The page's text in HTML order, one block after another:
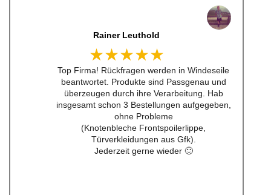
Dennis Lorenz (Inch)
★★★★★
Schneller Versandt, Top Qualität immerwieder
gerne bei euch #w201Commumity